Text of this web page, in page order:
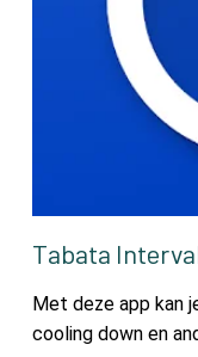
Tabata
Met deze app kan
cooling down en